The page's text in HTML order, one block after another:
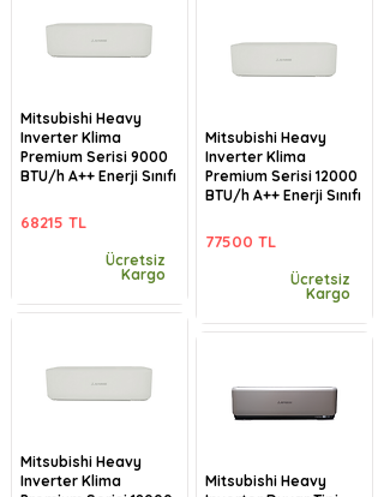
Mitsubishi Heavy
Inverter Klima
Premium Serisi 9000
BTU/h A++ Enerji Sınıfı
68215 TL
Ücretsiz
Kargo
Mitsubishi Heavy
Inverter Klima
Mitsubishi Heavy
Inverter Klima
Premium Serisi 12000
BTU/h A++ Enerji Sınıfı
77500 TL
Ücretsiz
Kargo
Mitsubishi Heavy